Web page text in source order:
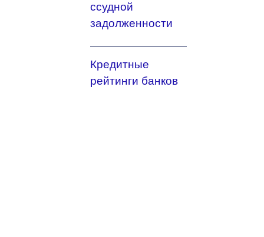
ссудной
задолженности
Кредитные
рейтинги банков